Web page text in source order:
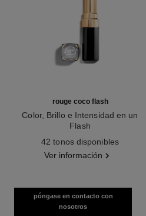
rouge coco flash
Color, Brillo e Intensidad en un
Flash
42 tonos disponibles
Ver información
póngase en contacto con
nosotros